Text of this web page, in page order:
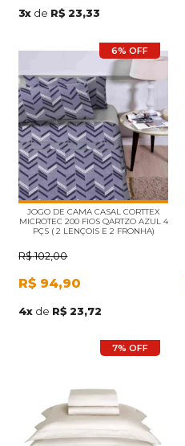
3x de R$ 23,33
6% OFF
JOGO DE CAMA CASAL CORTTEX
MICROTEC 200 FIOS QARTZO AZUL 4
PÇS ( 2 LENÇOIS E 2 FRONHA)
R$ 102,00
R$ 94,90
4x de R$ 23,72
7% OFF